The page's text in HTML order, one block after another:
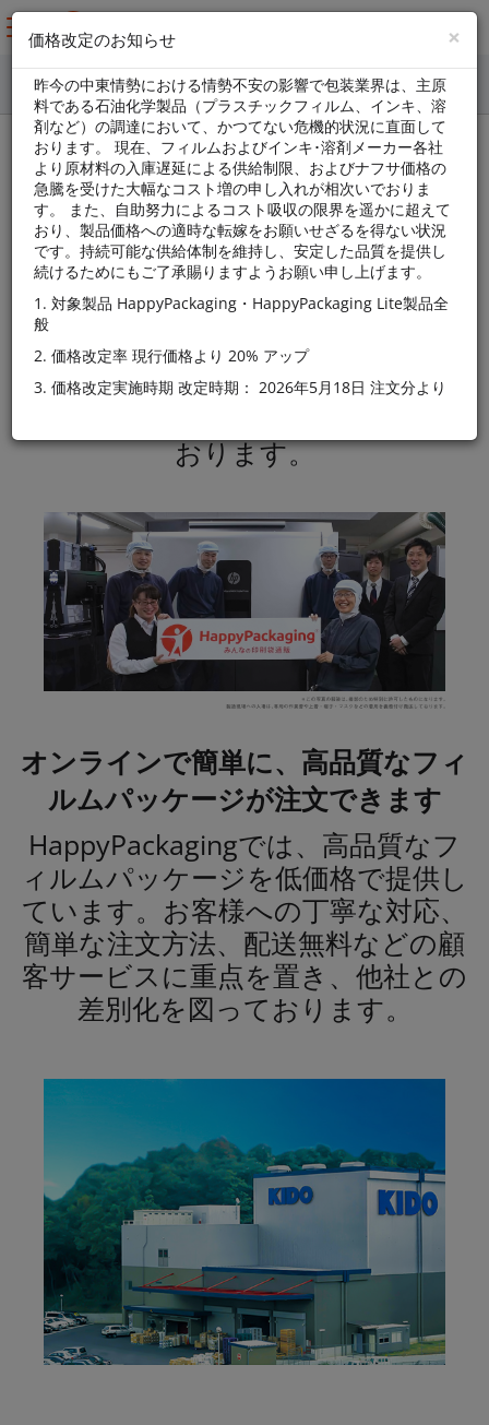
HappyPackagingについて
HappyPackagingはHappyPrintingネ
ットワークの一部であり、オランダ
本社、各国ともに同じオンライン印
刷プラットフォーム、マーケティン
グ、イノベーションを共有していま
す。日本では、大阪に本社を置く
おります。
オンラインで簡単に、高品質なフィ
ルムパッケージが注文できます
HappyPackagingでは、高品質なフ
ィルムパッケージを低価格で提供し
ています。お客様への丁寧な対応、
簡単な注文方法、配送無料などの顧
客サービスに重点を置き、他社との
差別化を図っております。
×
価格改定のお知らせ
昨今の中東情勢における情勢不安の影響で包装業界は、主原
料である石油化学製品（プラスチックフィルム、インキ、溶
剤など）の調達において、かつてない危機的状況に直面して
おります。 現在、フィルムおよびインキ･溶剤メーカー各社
より原材料の入庫遅延による供給制限、およびナフサ価格の
急騰を受けた大幅なコスト増の申し入れが相次いでおりま
す。 また、自助努力によるコスト吸収の限界を遥かに超えて
おり、製品価格への適時な転嫁をお願いせざるを得ない状況
です。持続可能な供給体制を維持し、安定した品質を提供し
続けるためにもご了承賜りますようお願い申し上げます。
1. 対象製品 HappyPackaging・HappyPackaging Lite製品全
般
2. 価格改定率 現行価格より 20% アップ
3. 価格改定実施時期 改定時期： 2026年5月18日 注文分より